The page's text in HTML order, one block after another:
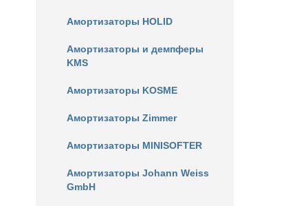
Амортизаторы HOLID
Амортизаторы и демпферы
KMS
Амортизаторы KOSME
Амортизаторы Zimmer
Амортизаторы MINISOFTER
Амортизаторы Johann Weiss
GmbH